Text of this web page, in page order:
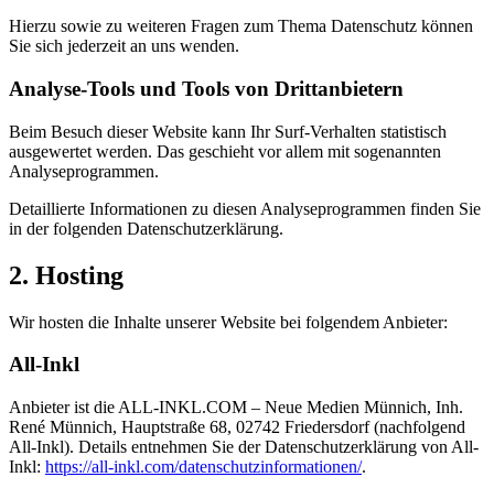
Hierzu sowie zu weiteren Fragen zum Thema Datenschutz können
Sie sich jederzeit an uns wenden.
Analyse-Tools und Tools von Dritt­anbietern
Beim Besuch dieser Website kann Ihr Surf-Verhalten statistisch
ausgewertet werden. Das geschieht vor allem mit sogenannten
Analyseprogrammen.
Detaillierte Informationen zu diesen Analyseprogrammen finden Sie
in der folgenden Datenschutzerklärung.
2. Hosting
Wir hosten die Inhalte unserer Website bei folgendem Anbieter:
All-Inkl
Anbieter ist die ALL-INKL.COM – Neue Medien Münnich, Inh.
René Münnich, Hauptstraße 68, 02742 Friedersdorf (nachfolgend
All-Inkl). Details entnehmen Sie der Datenschutzerklärung von All-
Inkl: https://all-inkl.com/datenschutzinformationen/.